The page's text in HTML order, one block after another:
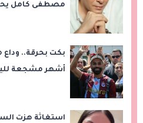
مصطفى كامل
بكت بحرقة..
أشهر مشجعة
استغاثة هزت